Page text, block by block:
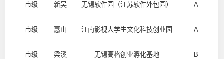
市级 新吴 无锡软件园（江苏软件外包园） A
市级 惠山 江南影视大学生文化科技创业园 A
市级 梁溪 无锡高格创业孵化基地 B